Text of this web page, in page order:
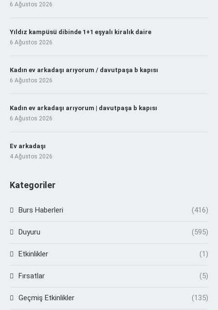
6 Ağustos 2026
Yıldız kampüsü dibinde 1+1 eşyalı kiralık daire
6 Ağustos 2026
Kadın ev arkadaşı arıyorum / davutpaşa b kapısı
6 Ağustos 2026
Kadın ev arkadaşı arıyorum | davutpaşa b kapısı
6 Ağustos 2026
Ev arkadaşı
4 Ağustos 2026
Kategoriler
Burs Haberleri (416)
Duyuru (595)
Etkinlikler (1)
Fırsatlar (5)
Geçmiş Etkinlikler (135)